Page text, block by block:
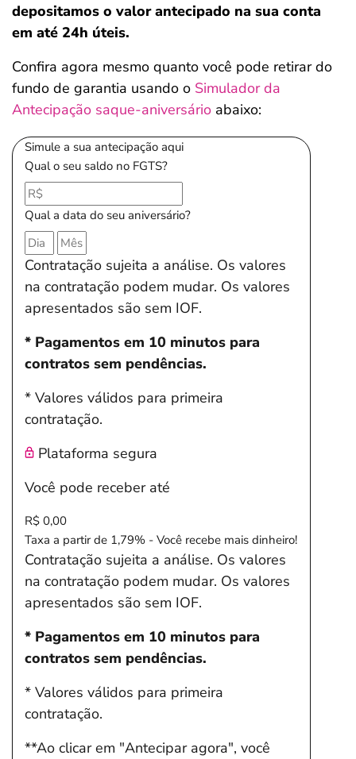
depositamos o valor antecipado na sua conta
em até 24h úteis.
Confira agora mesmo quanto você pode retirar do
fundo de garantia usando o Simulador da
Antecipação saque-aniversário abaixo:
Simule a sua antecipação aqui
Qual o seu saldo no FGTS?
Qual a data do seu aniversário?
Contratação sujeita a análise. Os valores
na contratação podem mudar. Os valores
apresentados são sem IOF.
* Pagamentos em 10 minutos para
contratos sem pendências.
* Valores válidos para primeira
contratação.
Plataforma segura
Você pode receber até
R$ 0,00
Taxa a partir de 1,79% - Você recebe mais dinheiro!
Contratação sujeita a análise. Os valores
na contratação podem mudar. Os valores
apresentados são sem IOF.
* Pagamentos em 10 minutos para
contratos sem pendências.
* Valores válidos para primeira
contratação.
**Ao clicar em "Antecipar agora", você